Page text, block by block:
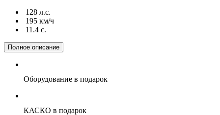
128 л.с.
195 км/ч
11.4 c.
Полное описание
Оборудование в подарок
КАСКО в подарок